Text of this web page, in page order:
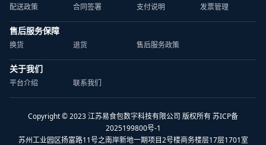
配送政策 合同签署 支付说明 发票管理
售后服务保障
换货 退货 售后服务政策
关于我们
平台介绍 联系我们
Copyright © 2023 江苏易食包数字科技有限公司 版权所有 苏ICP备
2025199800号-1
苏州工业园区扬富路11号之南岸新地一期项目2号楼商务楼层17层1701室